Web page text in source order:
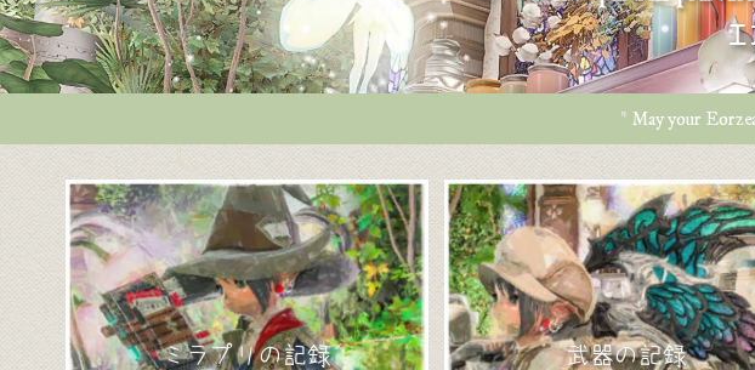
* May your
ミラプリの記録 武器の記録